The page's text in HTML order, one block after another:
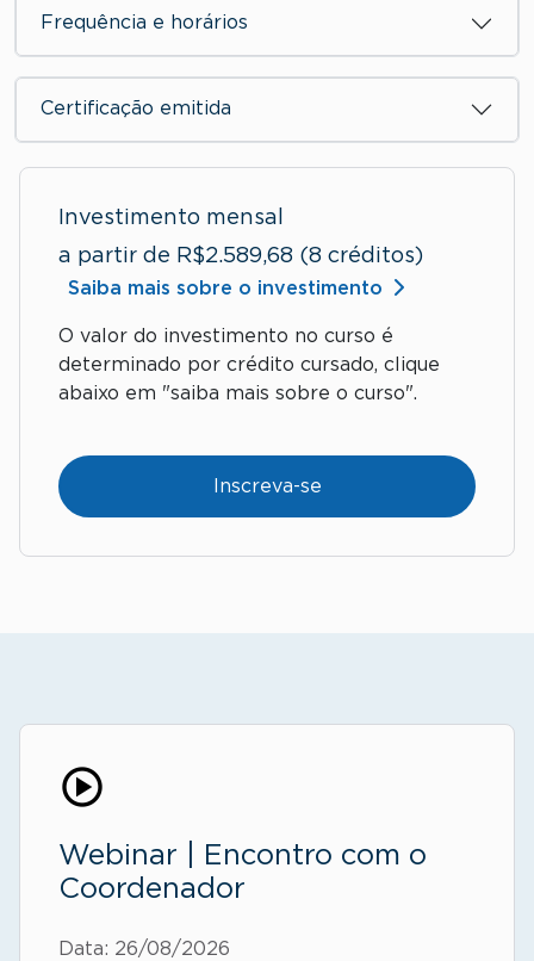
Frequência e horários
Certificação emitida
Investimento mensal
a partir de R$2.589,68 (8 créditos)
Saiba mais sobre o investimento
O valor do investimento no curso é
determinado por crédito cursado, clique
abaixo em "saiba mais sobre o curso".
Inscreva-se
Webinar | Encontro com o
Coordenador
Data: 26/08/2026